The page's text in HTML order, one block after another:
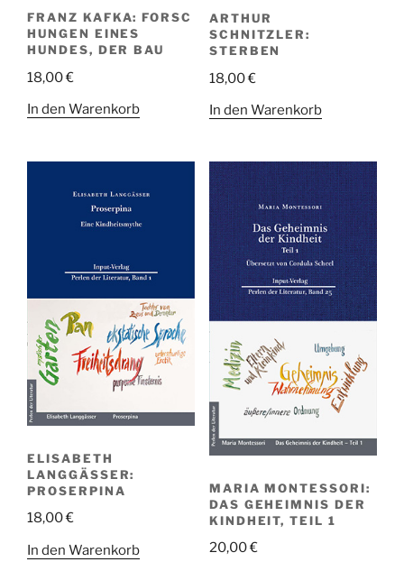
FRANZ KAFKA: FORSC
HUNGEN EINES
HUNDES, DER BAU
18,00€
In den Warenkorb
ARTHUR
SCHNITZLER:
STERBEN
18,00€
In den Warenkorb
ELISABETH
LANGGÄSSER:
PROSERPINA
18,00€
In den Warenkorb
MARIA MONTESSORI:
DAS GEHEIMNIS DER
KINDHEIT, TEIL 1
20,00€